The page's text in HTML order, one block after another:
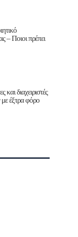
– Ποιοι πρέπει
και διαχειριστές
με έξτρα φόρο